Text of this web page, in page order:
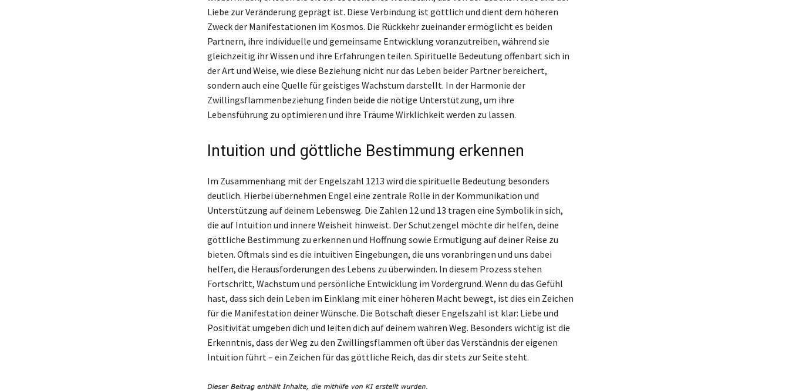
Liebe zur Veränderung geprägt ist. Diese Verbindung ist göttlich und dient dem höheren
Zweck der Manifestationen im Kosmos. Die Rückkehr zueinander ermöglicht es beiden
Partnern, ihre individuelle und gemeinsame Entwicklung voranzutreiben, während sie
gleichzeitig ihr Wissen und ihre Erfahrungen teilen. Spirituelle Bedeutung offenbart sich in
der Art und Weise, wie diese Beziehung nicht nur das Leben beider Partner bereichert,
sondern auch eine Quelle für geistiges Wachstum darstellt. In der Harmonie der
Zwillingsflammenbeziehung finden beide die nötige Unterstützung, um ihre
Lebensführung zu optimieren und ihre Träume Wirklichkeit werden zu lassen.
Intuition und göttliche Bestimmung erkennen
Im Zusammenhang mit der Engelszahl 1213 wird die spirituelle Bedeutung besonders
deutlich. Hierbei übernehmen Engel eine zentrale Rolle in der Kommunikation und
Unterstützung auf deinem Lebensweg. Die Zahlen 12 und 13 tragen eine Symbolik in sich,
die auf Intuition und innere Weisheit hinweist. Der Schutzengel möchte dir helfen, deine
göttliche Bestimmung zu erkennen und Hoffnung sowie Ermutigung auf deiner Reise zu
bieten. Oftmals sind es die intuitiven Eingebungen, die uns voranbringen und uns dabei
helfen, die Herausforderungen des Lebens zu überwinden. In diesem Prozess stehen
Fortschritt, Wachstum und persönliche Entwicklung im Vordergrund. Wenn du das Gefühl
hast, dass sich dein Leben im Einklang mit einer höheren Macht bewegt, ist dies ein Zeichen
für die Manifestation deiner Wünsche. Die Botschaft dieser Engelszahl ist klar: Liebe und
Positivität umgeben dich und leiten dich auf deinem wahren Weg. Besonders wichtig ist die
Erkenntnis, dass der Weg zu den Zwillingsflammen oft über das Verständnis der eigenen
Intuition führt – ein Zeichen für das göttliche Reich, das dir stets zur Seite steht.